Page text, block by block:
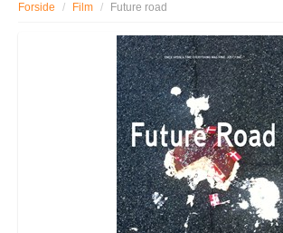
Forside / Film / Future road